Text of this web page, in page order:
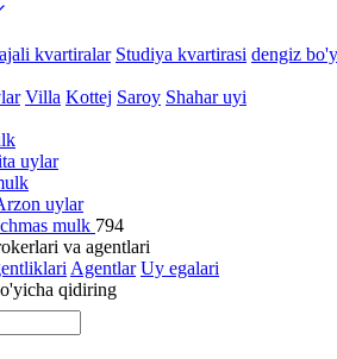
kvartiralar Studiya kvartirasi dengiz
Villa Kottej Saroy Shahar uyi
uylar
uylar
mulk 794
va agentlari
Agentlar Uy egalari
qidiring